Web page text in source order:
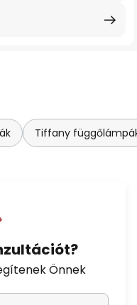
Tiffany
Önnek